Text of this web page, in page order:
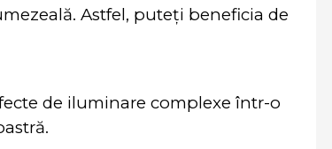
Astfel, puteți beneficia de
de iluminare complexe într-o